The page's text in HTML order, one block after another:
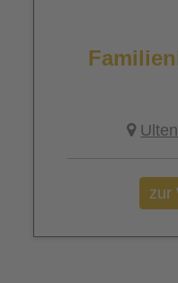
Ulten
zur